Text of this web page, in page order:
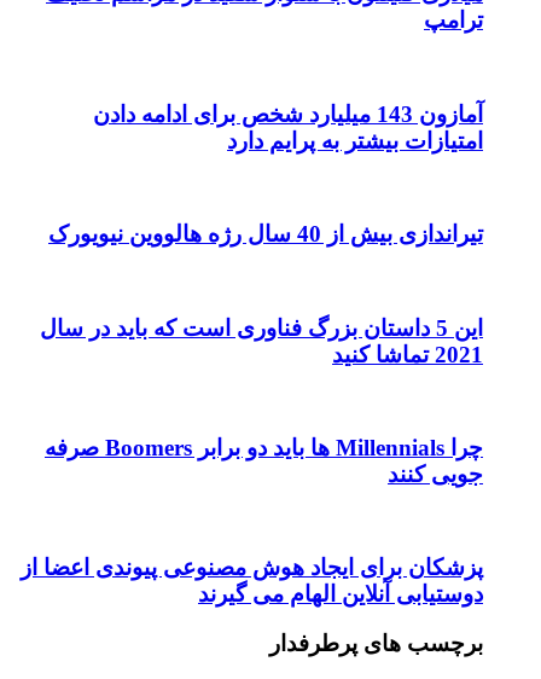
ترامپ
آمازون 143 میلیارد شخص برای ادامه دادن
امتیازات بیشتر به پرایم دارد
تیراندازی بیش از 40 سال رژه هالووین نیویورک
این 5 داستان بزرگ فناوری است که باید در سال
2021 تماشا کنید
چرا Millennials ها باید دو برابر Boomers صرفه
جویی کنند
پزشکان برای ایجاد هوش مصنوعی پیوندی اعضا از
دوستیابی آنلاین الهام می گیرند
برچسب های پرطرفدار